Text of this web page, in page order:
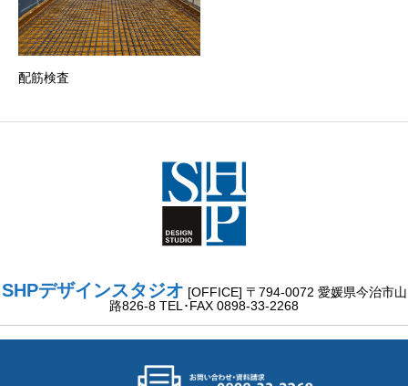
配筋検査
SHPデザインスタジオ [OFFICE] 〒794-0072 愛媛県今治市山
路826-8 TEL･FAX 0898-33-2268